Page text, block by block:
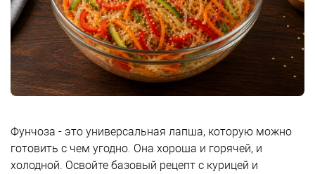
Фунчоза - это универсальная лапша, которую можно
готовить с чем угодно. Она хороша и горячей, и
холодной. Освойте базовый рецепт с курицей и